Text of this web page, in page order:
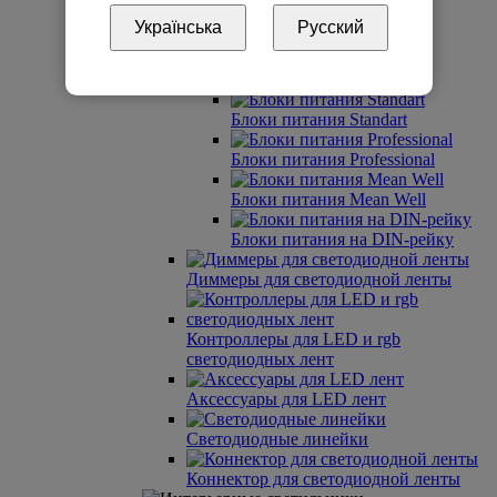
Профили под заказ
Блоки питания Standart
Блоки питания Professional
Блоки питания Mean Well
Блоки питания на DIN-рейку
Диммеры для светодиодной ленты
Контроллеры для LED и rgb
светодиодных лент
Аксессуары для LED лент
Светодиодные линейки
Коннектор для светодиодной ленты
Українська Русский